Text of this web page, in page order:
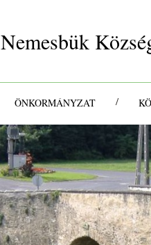
Nemesbük
ÖNKORMÁNYZAT /